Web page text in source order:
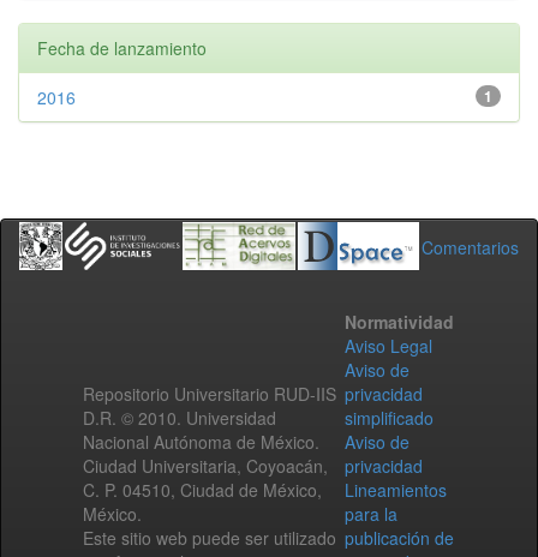
Fecha de lanzamiento
1
2016
Comentarios
Repositorio Universitario RUD-IIS
D.R. © 2010. Universidad
Nacional Autónoma de México.
Ciudad Universitaria, Coyoacán,
C. P. 04510, Ciudad de México,
México.
Este sitio web puede ser utilizado
Normatividad
Aviso Legal
Aviso de
privacidad
simplificado
Aviso de
privacidad
Lineamientos
para la
publicación de